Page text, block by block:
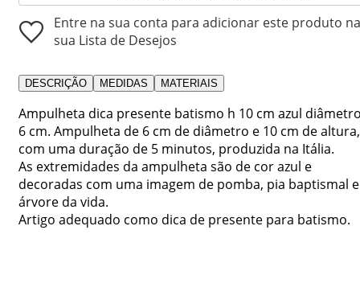
Entre na sua conta para adicionar este produto na
sua Lista de Desejos
DESCRIÇÃO MEDIDAS MATERIAIS
Ampulheta dica presente batismo h 10 cm azul
6 cm. Ampulheta de 6 cm de diâmetro e 10 cm de altura,
com uma duração de 5 minutos, produzida na Itália.
As extremidades da ampulheta são de cor azul e
decoradas com uma imagem de pomba, pia baptismal e
árvore da vida.
Artigo adequado como dica de presente para batismo.